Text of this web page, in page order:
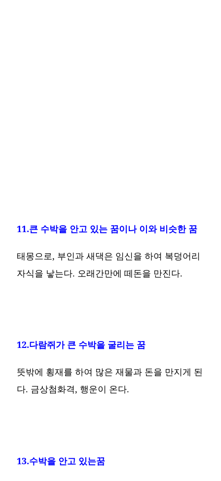
11.큰 수박을 안고 있는 꿈이나 이와 비슷한 꿈
태몽으로, 부인과 새댁은 임신을 하여 복덩어리
자식을 낳는다. 오래간만에 떼돈을 만진다.
12.다람쥐가 큰 수박을 굴리는 꿈
뜻밖에 횡재를 하여 많은 재물과 돈을 만지게 된
다. 금상첨화격, 행운이 온다.
13.수박을 안고 있는꿈